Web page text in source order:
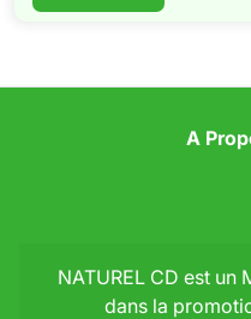
A
NATUREL CD est
dans la